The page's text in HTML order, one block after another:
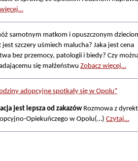
samotnym matkom i opuszczonym
szczery uśmiech malucha? Jaka jest cena
bez przemocy, patologii i biedy? Czy
się małżeństwu Zobacz więcej…
adopcyjne spotkały się w Opolu”
jest lepsza od zakazów Rozmowa z
Opiekuńczego w Opolu(…) Czytaj…